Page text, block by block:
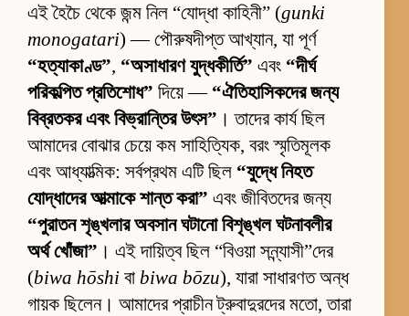
এই হৈচৈ থেকে জন্ম নিল “যোদ্ধা কাহিনী” (gunki
monogatari) — পৌরুষদীপ্ত আখ্যান, যা পূর্ণ
“হত্যাকাণ্ড”, “অসাধারণ যুদ্ধকীর্তি” এবং “দীর্ঘ
পরিকল্পিত প্রতিশোধ” দিয়ে — “ঐতিহাসিকদের জন্য
বিব্রতকর এবং বিভ্রান্তির উৎস” । তাদের কার্য ছিল
আমাদের বোঝার চেয়ে কম সাহিত্যিক, বরং স্মৃতিমূলক
এবং আধ্যাত্মিক: সর্বপ্রথম এটি ছিল “যুদ্ধে নিহত
যোদ্ধাদের আত্মাকে শান্ত করা” এবং জীবিতদের জন্য
“পুরাতন শৃঙ্খলার অবসান ঘটানো বিশৃঙ্খল ঘটনাবলীর
অর্থ খোঁজা” । এই দায়িত্ব ছিল “বিওয়া সন্ন্যাসী”দের
(biwa hōshi বা biwa bōzu), যারা সাধারণত অন্ধ
গায়ক ছিলেন। আমাদের প্রাচীন ট্রুবাদুরদের মতো, তারা